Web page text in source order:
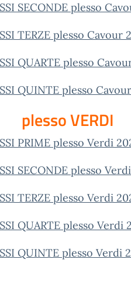
SECONDE plesso
TERZE plesso Cavour
QUARTE plesso
QUINTE plesso
VERDI
PRIME plesso Verdi
SECONDE plesso
TERZE plesso Verdi
QUARTE plesso Verdi
QUINTE plesso Verdi